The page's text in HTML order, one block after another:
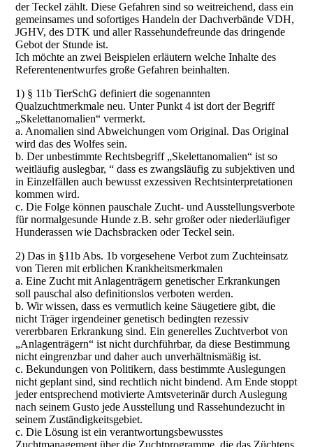
der Teckel zählt. Diese Gefahren sind so weitreichend, dass ein
gemeinsames und sofortiges Handeln der Dachverbände VDH,
JGHV, des DTK und aller Rassehundefreunde das dringende
Gebot der Stunde ist.
Ich möchte an zwei Beispielen erläutern welche Inhalte des
Referentenentwurfes große Gefahren beinhalten.
1) § 11b TierSchG definiert die sogenannten
Qualzuchtmerkmale neu. Unter Punkt 4 ist dort der Begriff
„Skelettanomalien“ vermerkt.
a. Anomalien sind Abweichungen vom Original. Das Original
wird das des Wolfes sein.
b. Der unbestimmte Rechtsbegriff „Skelettanomalien“ ist so
weitläufig auslegbar, “ dass es zwangsläufig zu subjektiven und
in Einzelfällen auch bewusst exzessiven Rechtsinterpretationen
kommen wird.
c. Die Folge können pauschale Zucht- und Ausstellungsverbote
für normalgesunde Hunde z.B. sehr großer oder niederläufiger
Hunderassen wie Dachsbracken oder Teckel sein.
2) Das in §11b Abs. 1b vorgesehene Verbot zum Zuchteinsatz
von Tieren mit erblichen Krankheitsmerkmalen
a. Eine Zucht mit Anlagenträgern genetischer Erkrankungen
soll pauschal also definitionslos verboten werden.
b. Wir wissen, dass es vermutlich keine Säugetiere gibt, die
nicht Träger irgendeiner genetisch bedingten rezessiv
vererbbaren Erkrankung sind. Ein generelles Zuchtverbot von
„Anlagenträgern“ ist nicht durchführbar, da diese Bestimmung
nicht eingrenzbar und daher auch unverhältnismäßig ist.
c. Bekundungen von Politikern, dass bestimmte Auslegungen
nicht geplant sind, sind rechtlich nicht bindend. Am Ende stoppt
jeder entsprechend motivierte Amtsveterinär durch Auslegung
nach seinem Gusto jede Ausstellung und Rassehundezucht in
seinem Zuständigkeitsgebiet.
c. Die Lösung ist ein verantwortungsbewusstes
Zuchtmanagement über die Zuchtprogramme, die das Züchtens